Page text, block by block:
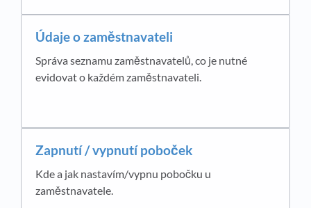
Údaje o zaměstnavateli
Správa seznamu zaměstnavatelů, co je nutné
evidovat o každém zaměstnavateli.
Zapnutí / vypnutí poboček
Kde a jak nastavím/vypnu pobočku u
zaměstnavatele.